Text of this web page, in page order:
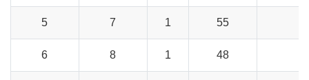
5 7 1 55
6 8 1 48